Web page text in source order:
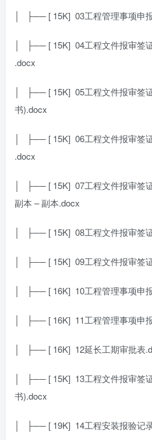
│ ├── [ 15K] 03工程管理事项申
│ ├── [ 15K] 04工程文件报审签
.docx
│ ├── [ 15K] 05工程文件报审签
书).docx
│ ├── [ 15K] 06工程文件报审签
.docx
│ ├── [ 15K] 07工程文件报审签
副本 – 副本.docx
│ ├── [ 15K] 08工程文件报审签
│ ├── [ 15K] 09工程文件报审签
│ ├── [ 16K] 10工程管理事项申
│ ├── [ 16K] 11工程管理事项申
│ ├── [ 16K] 12延长工期审批表
│ ├── [ 15K] 13工程文件报审签
书).docx
│ ├── [ 19K] 14工程安装报验记